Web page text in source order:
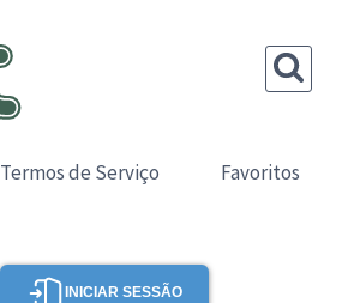
Termos de Serviço Favoritos
INICIAR SESSÃO